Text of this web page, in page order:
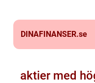
DINAFINANSER.se
aktier med